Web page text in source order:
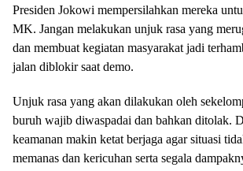
Presiden Jokowi mempersilahkan mereka
MK. Jangan melakukan unjuk rasa yang
dan membuat kegiatan masyarakat jadi
jalan diblokir saat demo.
Unjuk rasa yang akan dilakukan oleh
buruh wajib diwaspadai dan bahkan ditolak.
keamanan makin ketat berjaga agar situasi
memanas dan kericuhan serta segala